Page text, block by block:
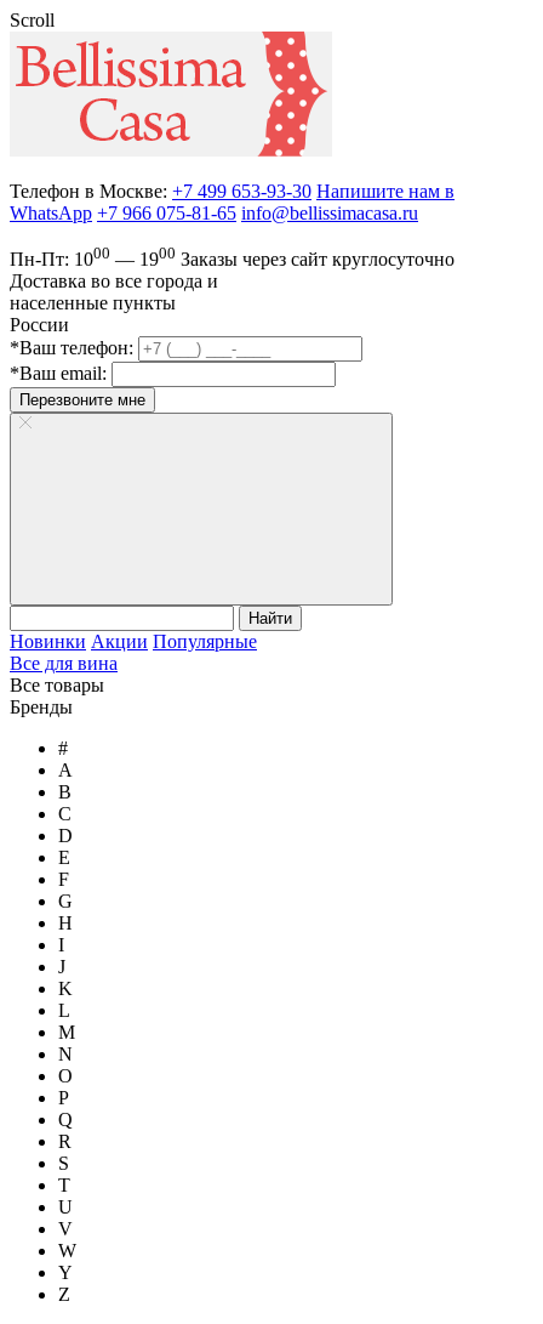
Scroll
Телефон в Москве: +7 499 653-93-30 Напишите нам в
WhatsApp +7 966 075-81-65 info@bellissimacasa.ru
Пн-Пт: 1000 — 1900 Заказы через сайт круглосуточно
Доставка во все города и
населенные пункты
России
*Ваш телефон:
*Ваш email:
Перезвоните мне
Найти
Новинки Акции Популярные
Все для вина
Все товары
Бренды
#
A
B
C
D
E
F
G
H
I
J
K
L
M
N
O
P
Q
R
S
T
U
V
W
Y
Z